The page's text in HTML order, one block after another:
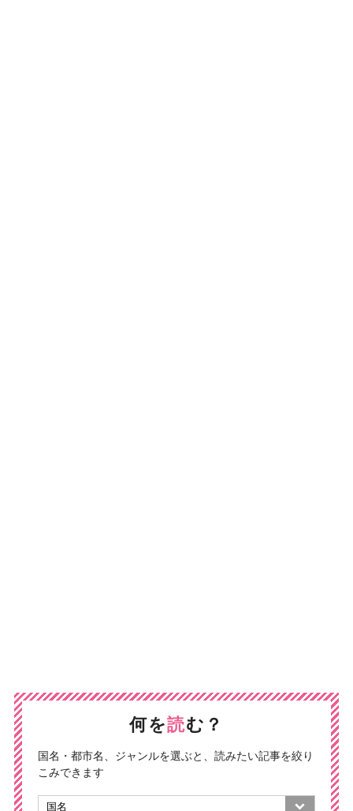
何を読む？
国名・都市名、ジャンルを選ぶと、読みたい記事を絞り
こみできます